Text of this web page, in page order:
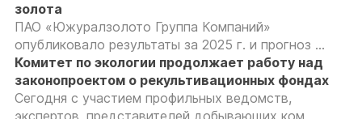
золота
ПАО «Южуралзолото Группа Компаний»
опубликовало результаты за 2025 г. и прогноз ...
Комитет по экологии продолжает работу над
законопроектом о рекультивационных фондах
Сегодня с участием профильных ведомств,
экспертов, представителей добывающих ком...